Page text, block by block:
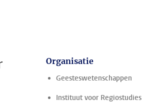
Organisatie
Geesteswetenschappen
Instituut voor Regiostudies